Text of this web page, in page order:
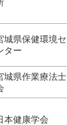
城県保健環境セ
ター
城県作業療法士
本健康学会